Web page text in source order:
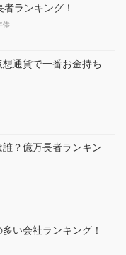
者ランキング！
俸
通貨で一番お金持ち
？億万長者ランキン
い会社ランキング！